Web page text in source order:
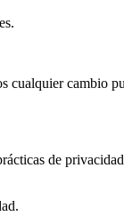
cambio
de